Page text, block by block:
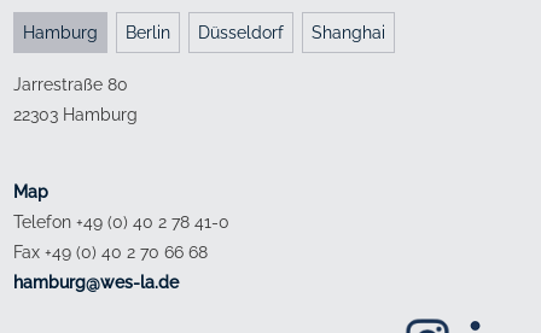
Hamburg Berlin Düsseldorf Shanghai
Jarrestraße 80
22303 Hamburg
Map
Telefon +49 (0) 40 2 78 41-0
Fax +49 (0) 40 2 70 66 68
ed.al-sew@grubmah